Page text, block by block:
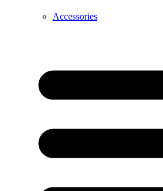
Accessories